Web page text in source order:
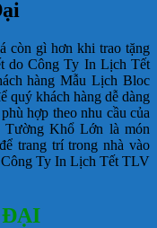
còn gì hơn khi trao tặng
do Công Ty In Lịch Tết
hàng Mẫu Lịch Bloc
khách hàng dễ dàng
hợp theo nhu cầu của
Tường Khổ Lớn là món
trang trí trong nhà vào
Ty In Lịch Tết TLV
ĐẠI